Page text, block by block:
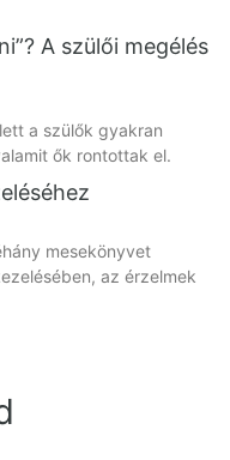
A szülői megélés
a szülők gyakran
ők rontottak el.
mesekönyvet
az érzelmek